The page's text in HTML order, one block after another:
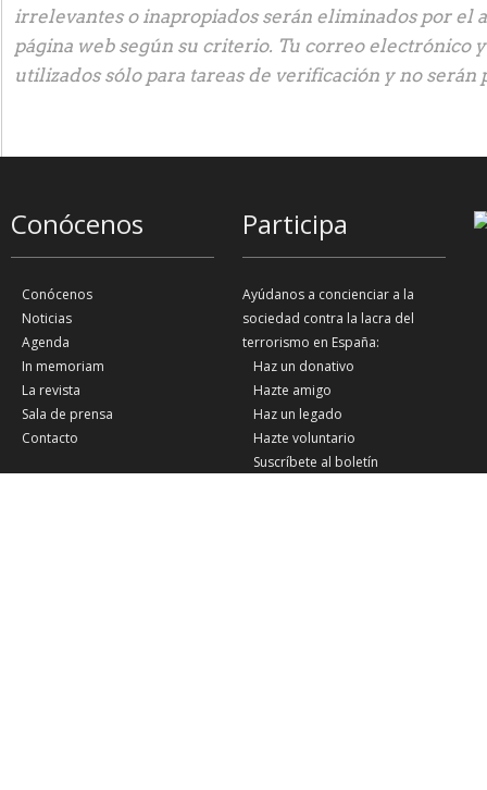
irrelevantes o inapropiados serán eliminados por el
página web según su criterio. Tu correo electrónico
utilizados sólo para tareas de verificación y no serán
Conócenos
Conócenos
Noticias
Agenda
In memoriam
La revista
Sala de prensa
Contacto
Participa
Ayúdanos a concienciar a la
sociedad contra la lacra del
terrorismo en España:
Haz un donativo
Hazte amigo
Haz un legado
Hazte voluntario
Suscríbete al boletín